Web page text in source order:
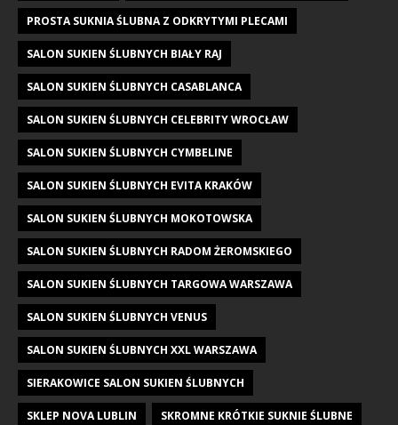
PROSTA SUKNIA ŚLUBNA Z ODKRYTYMI PLECAMI
SALON SUKIEN ŚLUBNYCH BIAŁY RAJ
SALON SUKIEN ŚLUBNYCH CASABLANCA
SALON SUKIEN ŚLUBNYCH CELEBRITY WROCŁAW
SALON SUKIEN ŚLUBNYCH CYMBELINE
SALON SUKIEN ŚLUBNYCH EVITA KRAKÓW
SALON SUKIEN ŚLUBNYCH MOKOTOWSKA
SALON SUKIEN ŚLUBNYCH RADOM ŻEROMSKIEGO
SALON SUKIEN ŚLUBNYCH TARGOWA WARSZAWA
SALON SUKIEN ŚLUBNYCH VENUS
SALON SUKIEN ŚLUBNYCH XXL WARSZAWA
SIERAKOWICE SALON SUKIEN ŚLUBNYCH
SKLEP NOVA LUBLIN SKROMNE KRÓTKIE SUKNIE ŚLUBNE